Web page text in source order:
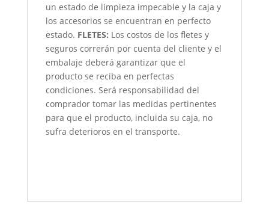
un estado de limpieza impecable y la caja y
los accesorios se encuentran en perfecto
estado. FLETES: Los costos de los fletes y
seguros correrán por cuenta del cliente y el
embalaje deberá garantizar que el
producto se reciba en perfectas
condiciones. Será responsabilidad del
comprador tomar las medidas pertinentes
para que el producto, incluida su caja, no
sufra deterioros en el transporte.